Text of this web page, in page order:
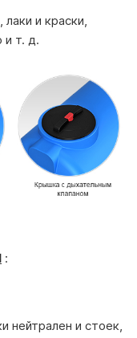
и краски,
и т. д.
:
нейтрален и стоек,